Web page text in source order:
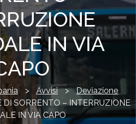
IN VIA
> Avvisi > Deviazione
DI SORRENTO – INTERRUZIONE
IN VIA CAPO